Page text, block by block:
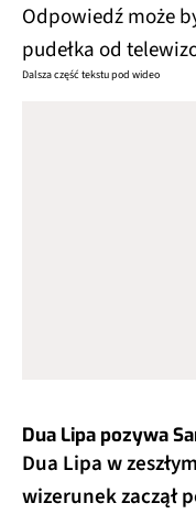
Odpowiedź może
pudełka od
Dalsza część tekstu pod wideo
Dua Lipa pozywa
Dua Lipa w
wizerunek zaczął